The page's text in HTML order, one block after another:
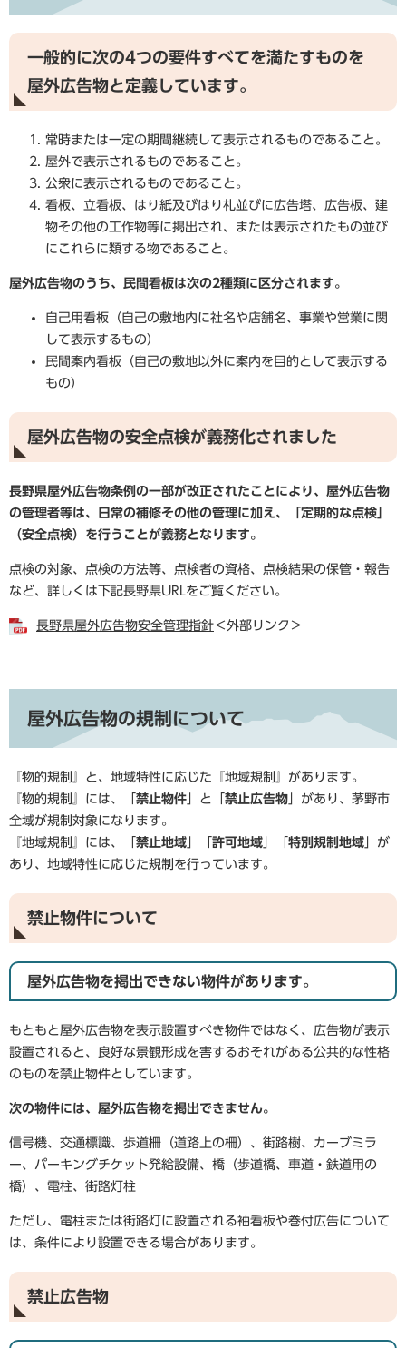
一般的に次の4つの要件すべてを満たすものを
屋外広告物と定義しています。
常時または一定の期間継続して表示されるものであること。
屋外で表示されるものであること。
公衆に表示されるものであること。
看板、立看板、はり紙及びはり札並びに広告塔、広告板、建
物その他の工作物等に掲出され、または表示されたもの並び
にこれらに類する物であること。
屋外広告物のうち、民間看板は次の2種類に区分されます。
自己用看板（自己の敷地内に社名や店舗名、事業や営業に関
して表示するもの）
民間案内看板（自己の敷地以外に案内を目的として表示する
もの）
屋外広告物の安全点検が義務化されました
長野県屋外広告物条例の一部が改正されたことにより、屋外広告物
の管理者等は、日常の補修その他の管理に加え、「定期的な点検」
（安全点検）を行うことが義務となります。
点検の対象、点検の方法等、点検者の資格、点検結果の保管・報告
など、詳しくは下記長野県URLをご覧ください。
長野県屋外広告物安全管理指針＜外部リンク＞
屋外広告物の規制について
『物的規制』と、地域特性に応じた『地域規制』があります。
『物的規制』には、「 禁止物件 」と「 禁止広告物 」があり、茅野市
全域が規制対象になります。
『地域規制』には、「 禁止地域 許可地域 特別規制地域 」が
あり、地域特性に応じた規制を行っています。
禁止物件について
屋外広告物を掲出できない物件があります。
もともと屋外広告物を表示設置すべき物件ではなく、広告物が表示
設置されると、良好な景観形成を害するおそれがある公共的な性格
のものを禁止物件としています。
次の物件には、屋外広告物を掲出できません。
信号機、交通標識、歩道柵（道路上の柵）、街路樹、カーブミラ
ー、パーキングチケット発給設備、橋（歩道橋、車道・鉄道用の
橋）、電柱、街路灯柱
ただし、電柱または街路灯に設置される袖看板や巻付広告について
は、条件により設置できる場合があります。
禁止広告物